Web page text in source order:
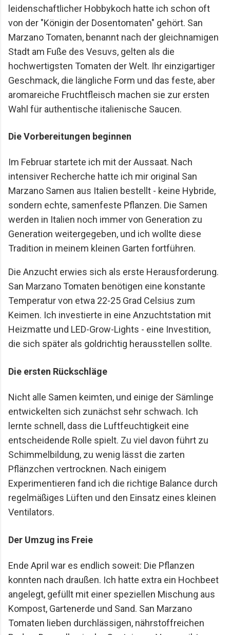
leidenschaftlicher Hobbykoch hatte ich schon oft
von der "Königin der Dosentomaten" gehört. San
Marzano Tomaten, benannt nach der gleichnamigen
Stadt am Fuße des Vesuvs, gelten als die
hochwertigsten Tomaten der Welt. Ihr einzigartiger
Geschmack, die längliche Form und das feste, aber
aromareiche Fruchtfleisch machen sie zur ersten
Wahl für authentische italienische Saucen.
Die Vorbereitungen beginnen
Im Februar startete ich mit der Aussaat. Nach
intensiver Recherche hatte ich mir original San
Marzano Samen aus Italien bestellt - keine Hybride,
sondern echte, samenfeste Pflanzen. Die Samen
werden in Italien noch immer von Generation zu
Generation weitergegeben, und ich wollte diese
Tradition in meinem kleinen Garten fortführen.
Die Anzucht erwies sich als erste Herausforderung.
San Marzano Tomaten benötigen eine konstante
Temperatur von etwa 22-25 Grad Celsius zum
Keimen. Ich investierte in eine Anzuchtstation mit
Heizmatte und LED-Grow-Lights - eine Investition,
die sich später als goldrichtig herausstellen sollte.
Die ersten Rückschläge
Nicht alle Samen keimten, und einige der Sämlinge
entwickelten sich zunächst sehr schwach. Ich
lernte schnell, dass die Luftfeuchtigkeit eine
entscheidende Rolle spielt. Zu viel davon führt zu
Schimmelbildung, zu wenig lässt die zarten
Pflänzchen vertrocknen. Nach einigem
Experimentieren fand ich die richtige Balance durch
regelmäßiges Lüften und den Einsatz eines kleinen
Ventilators.
Der Umzug ins Freie
Ende April war es endlich soweit: Die Pflanzen
konnten nach draußen. Ich hatte extra ein Hochbeet
angelegt, gefüllt mit einer speziellen Mischung aus
Kompost, Gartenerde und Sand. San Marzano
Tomaten lieben durchlässigen, nährstoffreichen